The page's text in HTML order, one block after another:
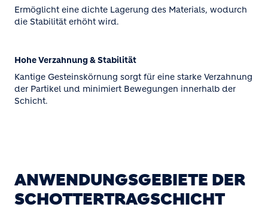
Ermöglicht eine dichte Lagerung des Materials, wodurch
die Stabilität erhöht wird.
Hohe Verzahnung & Stabilität
Kantige Gesteinskörnung sorgt für eine starke Verzahnung
der Partikel und minimiert Bewegungen innerhalb der
Schicht.
ANWENDUNGSGEBIETE DER
SCHOTTERTRAGSCHICHT